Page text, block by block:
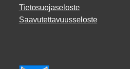
Tietosuojaseloste
Saavutettavuusseloste